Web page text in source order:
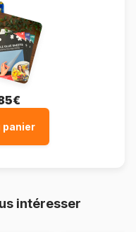
panier
intéresser